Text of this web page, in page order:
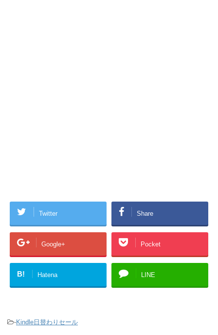
Twitter Share
Google+ Pocket
B! Hatena LINE
-Kindle日替わりセール